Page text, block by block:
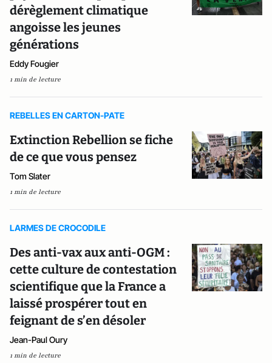
dérèglement climatique
angoisse les jeunes
générations
Eddy Fougier
1 min de lecture
REBELLES EN CARTON-PATE
Extinction Rebellion se fiche
de ce que vous pensez
Tom Slater
1 min de lecture
LARMES DE CROCODILE
Des anti-vax aux anti-OGM :
cette culture de contestation
scientifique que la France a
laissé prospérer tout en
feignant de s’en désoler
Jean-Paul Oury
1 min de lecture